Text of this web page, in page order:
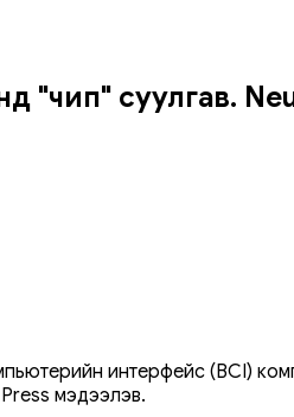
"чип" суулгав.
интерфейс (BCI)
мэдээлэв.